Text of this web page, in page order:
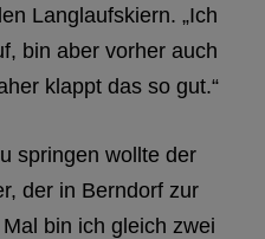
Langlaufskiern. „Ich
bin aber vorher auch
klappt das so gut.“
springen wollte der
der in Berndorf zur
bin ich gleich zwei